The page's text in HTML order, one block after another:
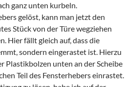
ganz unten kurbeln.
gelöst, kann man jetzt den
Stück von der Türe wegziehen
Hier fällt gleich auf, dass die
sondern eingerastet ist. Hierzu
Plastikbolzen unten an der Scheibe
Teil des Fensterhebers einrastet.